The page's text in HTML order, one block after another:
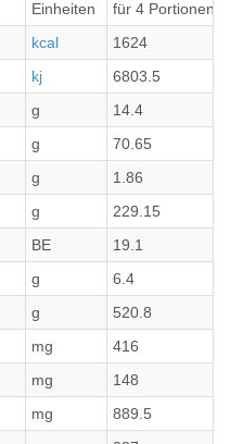
Einheiten
für 4 Portionen
kcal
1624
kj
6803.5
g
14.4
g
70.65
g
1.86
g
229.15
BE
19.1
g
6.4
g
520.8
mg
416
mg
148
mg
889.5